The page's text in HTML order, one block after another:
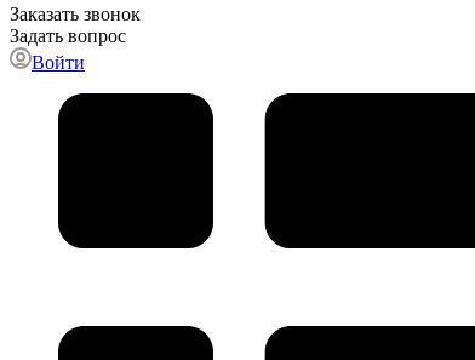
Заказать звонок
Задать вопрос
Войти